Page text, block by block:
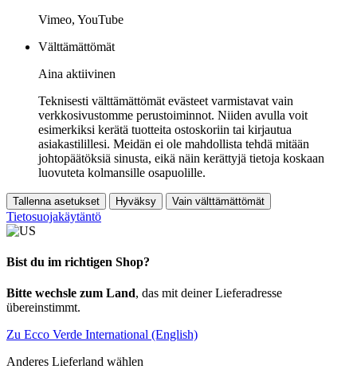
Vimeo, YouTube
Välttämättömät
Aina aktiivinen
Teknisesti välttämättömät evästeet varmistavat vain
verkkosivustomme perustoiminnot. Niiden avulla voit
esimerkiksi kerätä tuotteita ostoskoriin tai kirjautua
asiakastilillesi. Meidän ei ole mahdollista tehdä mitään
johtopäätöksiä sinusta, eikä näin kerättyjä tietoja koskaan
luovuteta kolmansille osapuolille.
Tallenna asetukset Hyväksy Vain välttämättömät
Tietosuojakäytäntö
Bist du im richtigen Shop?
Bitte wechsle zum Land, das mit deiner Lieferadresse
übereinstimmt.
Zu Ecco Verde International (English)
Anderes Lieferland wählen